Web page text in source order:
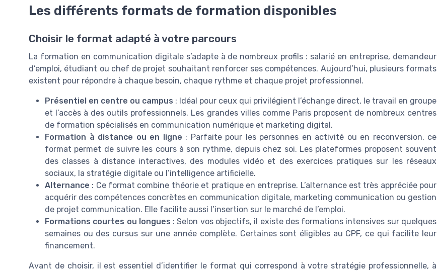
Les différents formats de formation disponibles
Choisir le format adapté à votre parcours
La formation en communication digitale s’adapte à de nombreux profils : salarié en entreprise, demandeur
d’emploi, étudiant ou chef de projet souhaitant renforcer ses compétences. Aujourd’hui, plusieurs formats
existent pour répondre à chaque besoin, chaque rythme et chaque projet professionnel.
Présentiel en centre ou campus : Idéal pour ceux qui privilégient l’échange direct, le travail en groupe
et l’accès à des outils professionnels. Les grandes villes comme Paris proposent de nombreux centres
de formation spécialisés en communication numérique et marketing digital.
Formation à distance ou en ligne : Parfaite pour les personnes en activité ou en reconversion, ce
format permet de suivre les cours à son rythme, depuis chez soi. Les plateformes proposent souvent
des classes à distance interactives, des modules vidéo et des exercices pratiques sur les réseaux
sociaux, la stratégie digitale ou l’intelligence artificielle.
Alternance : Ce format combine théorie et pratique en entreprise. L’alternance est très appréciée pour
acquérir des compétences concrètes en communication digitale, marketing communication ou gestion
de projet communication. Elle facilite aussi l’insertion sur le marché de l’emploi.
Formations courtes ou longues : Selon vos objectifs, il existe des formations intensives sur quelques
semaines ou des cursus sur une année complète. Certaines sont éligibles au CPF, ce qui facilite leur
financement.
Avant de choisir, il est essentiel d’identifier le format qui correspond à votre stratégie professionnelle, à